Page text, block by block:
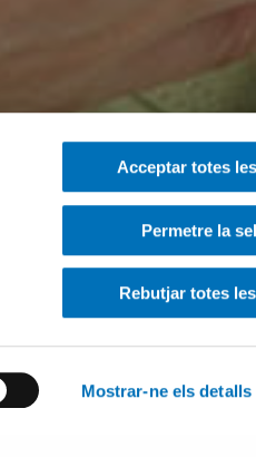
Mostrar-ne els detalls
Acceptar totes
Permetre la
Rebutjar totes